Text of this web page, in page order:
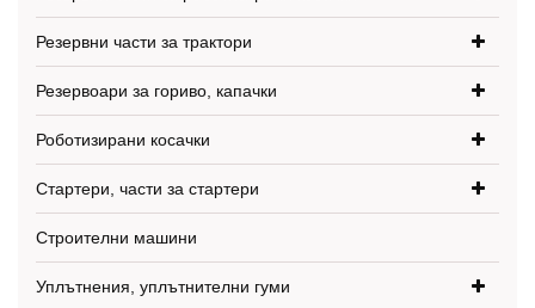
Резервни части за трактори
Резервоари за гориво, капачки
Роботизирани косачки
Стартери, части за стартери
Строителни машини
Уплътнения, уплътнителни гуми